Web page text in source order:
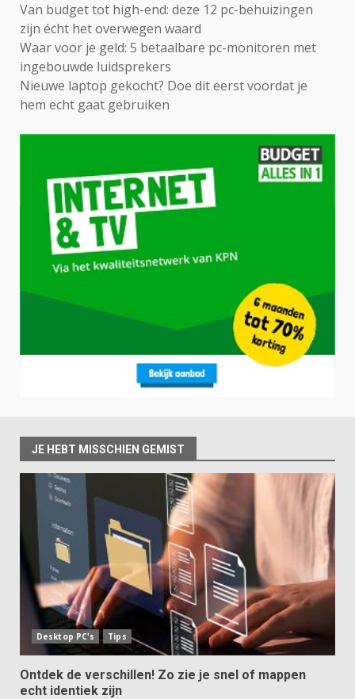
Van budget tot high-end: deze 12 pc-behuizingen
zijn écht het overwegen waard
Waar voor je geld: 5 betaalbare pc-monitoren met
ingebouwde luidsprekers
Nieuwe laptop gekocht? Doe dit eerst voordat je
hem echt gaat gebruiken
JE HEBT MISSCHIEN GEMIST
Desktop PC's Tips
Ontdek de verschillen! Zo zie je snel of mappen
echt identiek zijn